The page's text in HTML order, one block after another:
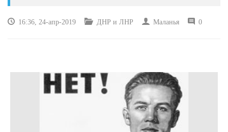
ПРОИСШЕСТВИЯ
16:36, 24-апр-2019 ДНР и ЛНР Маланья 0